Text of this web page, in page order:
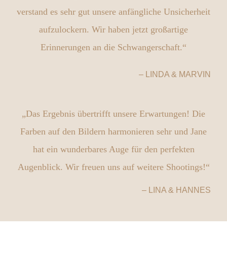
verstand es sehr gut unsere anfängliche Unsicherheit
aufzulockern. Wir haben jetzt großartige
Erinnerungen an die Schwangerschaft.“
– LINDA & MARVIN
„Das Ergebnis übertrifft unsere Erwartungen! Die
Farben auf den Bildern harmonieren sehr und Jane
hat ein wunderbares Auge für den perfekten
Augenblick. Wir freuen uns auf weitere Shootings!“
– LINA & HANNES